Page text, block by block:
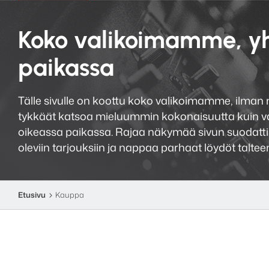
Koko valikoimamme,
paikassa
Tälle sivulle on koottu koko valikoimamme, ilman
tykkäät katsoa mieluummin kokonaisuutta kuin
oikeassa paikassa. Rajaa näkymää sivun
oleviin tarjouksiin ja nappaa parhaat löydöt
Etusivu Kauppa